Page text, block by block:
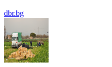
dbr.bg